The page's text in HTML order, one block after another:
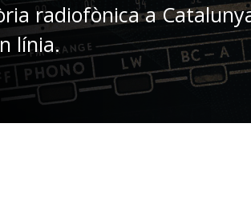
radiofònica a
línia.